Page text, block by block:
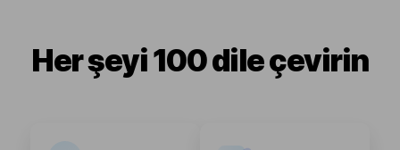
Her şeyi 100 dile çevirin